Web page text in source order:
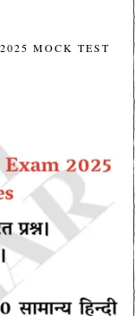
MOCK TEST